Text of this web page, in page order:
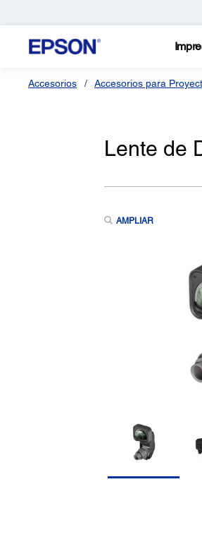
Accesorios Accesorios para
Lente de
AMPLIAR